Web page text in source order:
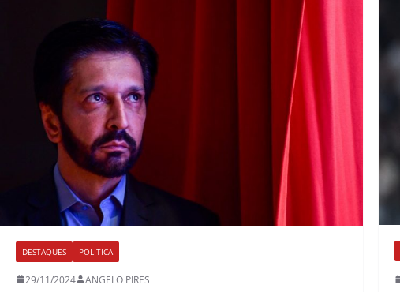
DESTAQUES POLITICA
29/11/2024 ANGELO PIRES